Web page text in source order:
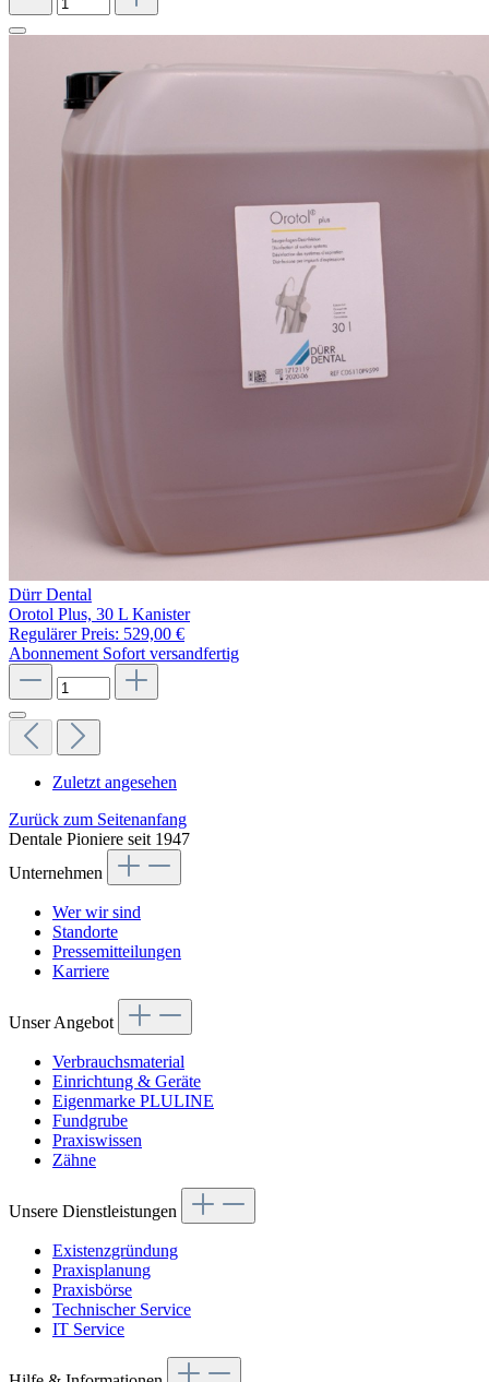
Dürr Dental
Orotol Plus, 30 L Kanister
Regulärer Preis: 529,00 €
Abonnement Sofort versandfertig
Zuletzt angesehen
Zurück zum Seitenanfang
Dentale Pioniere seit 1947
Unternehmen
Wer wir sind
Standorte
Pressemitteilungen
Karriere
Unser Angebot
Verbrauchsmaterial
Einrichtung & Geräte
Eigenmarke PLULINE
Fundgrube
Praxiswissen
Zähne
Unsere Dienstleistungen
Existenzgründung
Praxisplanung
Praxisbörse
Technischer Service
IT Service